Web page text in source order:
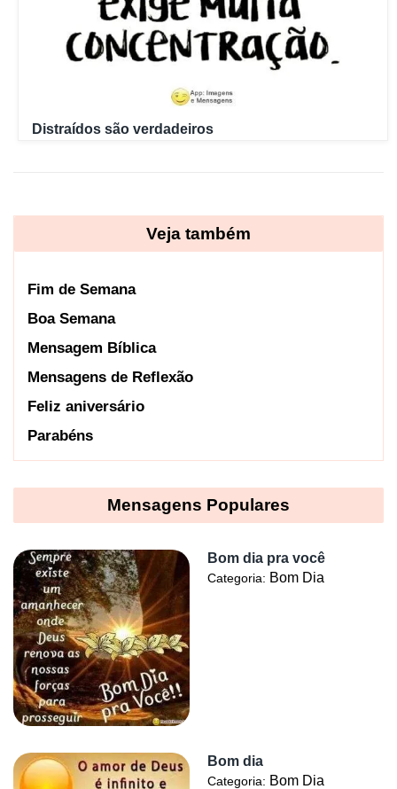
Distraídos são verdadeiros
Veja também
Fim de Semana
Boa Semana
Mensagem Bíblica
Mensagens de Reflexão
Feliz aniversário
Parabéns
Mensagens Populares
Bom dia pra você
Categoria: Bom Dia
Bom dia
Categoria: Bom Dia